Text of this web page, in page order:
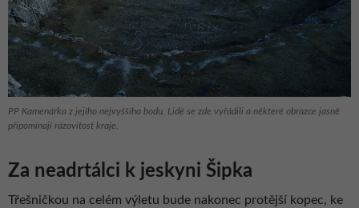
PP Kamenárka z jejího nejvyššího bodu. Lidé se zde vyřádili a některé obrazce jasně
připomínají rázovitost kraje.
Za neadrtálci k jeskyni Šipka
Třešničkou na celém výletu bude nakonec protější kopec, ke